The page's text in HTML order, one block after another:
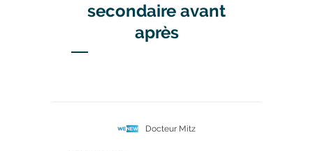
secondaire avant
après
Docteur Mitz